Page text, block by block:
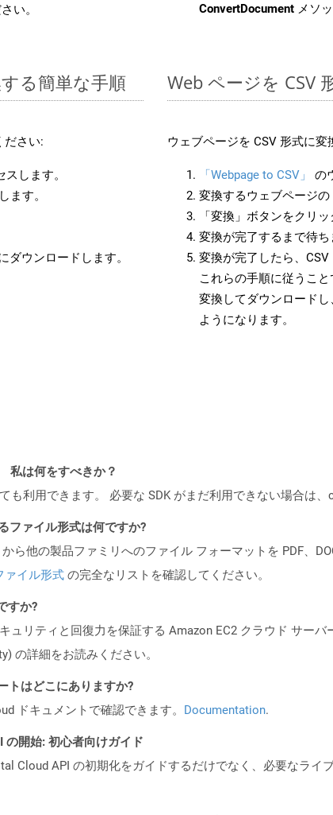
い。
ConvertDocument メソ
る簡単な手順
ださい:
します。
ます。
ダウンロードします。
Web ページを CSV
ウェブページを CSV 形式に変
「Webpage to CSV」
の
変換するウェブページの
「変換」ボタンをクリ
変換が完了するまで待ち
変換が完了したら、CSV
これらの手順に従うこ
変換してダウンロード
ようになります。
私は何をすべきか？
利用できます。 必要な SDK がまだ利用できない場合は、
ファイル形式は何ですか?
ら他の製品ファミリへのファイル フォーマットを PDF、
ァイル形式 の完全なリストを確認してください。
すか?
ュリティと回復力を保証する Amazon EC2 クラウド サー
の詳細をお読みください。
トはどこにありますか?
ドキュメントで確認できます。 Documentation.
の開始: 初心者向けガイド
Cloud API の初期化をガイドするだけでなく、必要なライ